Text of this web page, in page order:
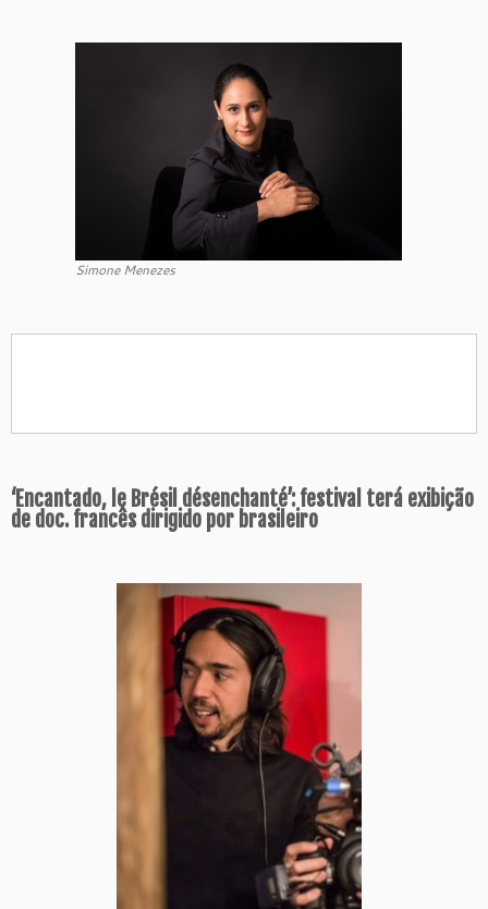
Simone Menezes
‘Encantado, le Brésil désenchanté’: festival terá exibição
de doc. francês dirigido por brasileiro